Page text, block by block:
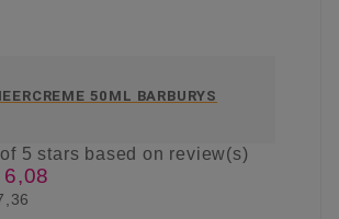
50ML BARBURYS
5 stars based on review(s)